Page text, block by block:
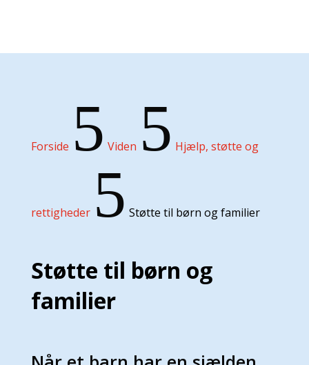
Forside 5 Viden 5 Hjælp, støtte og
rettigheder 5 Støtte til børn og familier
Støtte til børn og
familier